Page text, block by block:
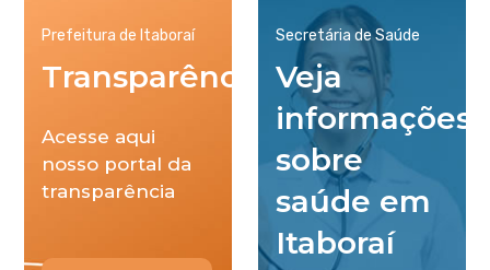
Prefeitura de Itaboraí
Transparência
Acesse aqui
nosso portal da
transparência
Secretária de Saúde
Veja
informações
sobre
saúde em
Itaboraí